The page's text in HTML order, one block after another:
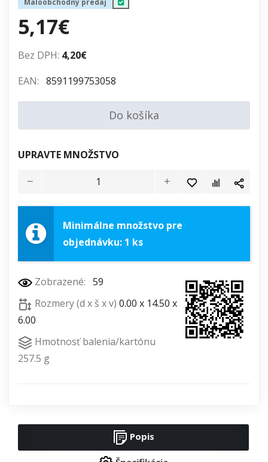
Maloobchodný predaj
5,17€
Bez DPH: 4,20€
EAN: 8591199753058
Do košíka
UPRAVTE MNOŽSTVO
Minimálne množstvo pre
objednávku: 1 ks
Zobrazené: 59
Rozmery (d x š x v) 0.00 x 14.50 x
6.00
Hmotnosť balenia/kartónu
257.5 g
Popis